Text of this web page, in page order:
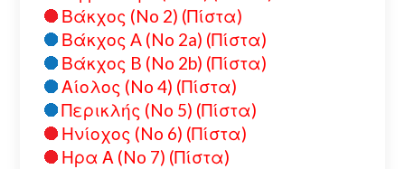
Βάκχος (No 2) (Πίστα)
Βάκχος A (No 2a) (Πίστα)
Βάκχος B (No 2b) (Πίστα)
Αίολος (No 4) (Πίστα)
Περικλής (No 5) (Πίστα)
Ηνίοχος (No 6) (Πίστα)
Ηρα Α (No 7) (Πίστα)